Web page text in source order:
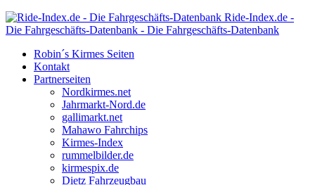
Ride-Index.de -
Die Fahrgeschäfts-Datenbank - Die Fahrgeschäfts-Datenbank
Robin´s Kirmes Seiten
Kontakt
Partnerseiten
Nordkirmes.net
Jahrmarkt-Nord.de
gallimarkt.net
Mahawo Fahrchips
Kirmes-Index
rummelbilder.de
kirmespix.de
Dietz Fahrzeugbau